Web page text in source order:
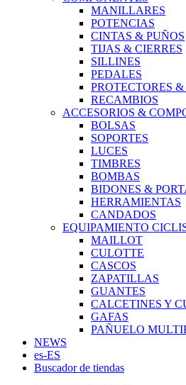
MANILLARES
POTENCIAS
CINTAS & PUÑOS
TIJAS & CIERRES
SILLINES
PEDALES
PROTECTORES
RECAMBIOS
ACCESORIOS &
BOLSAS
SOPORTES
LUCES
TIMBRES
BOMBAS
BIDONES &
HERRAMIENTAS
CANDADOS
EQUIPAMIENTO
MAILLOT
CULOTTE
CASCOS
ZAPATILLAS
GUANTES
CALCETINES Y
GAFAS
PAÑUELO
NEWS
es-ES
Buscador de tiendas